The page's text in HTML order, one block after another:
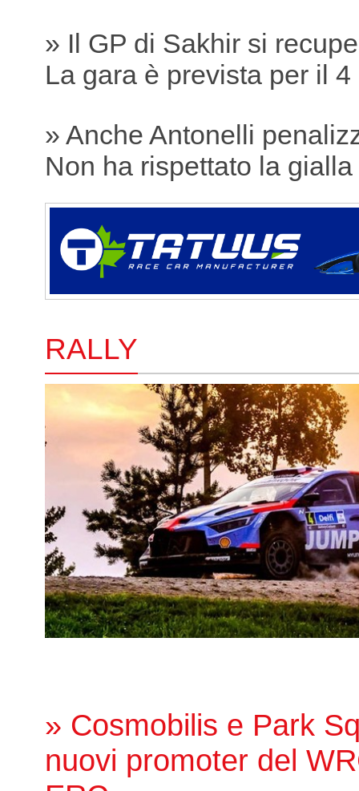
» Il GP di Sakhir si
La gara è prevista per il 4
» Anche Antonelli
Non ha rispettato la gialla
RALLY
» Cosmobilis e Park
nuovi promoter del